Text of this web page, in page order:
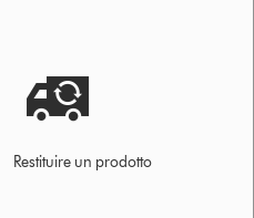
Restituire un prodotto